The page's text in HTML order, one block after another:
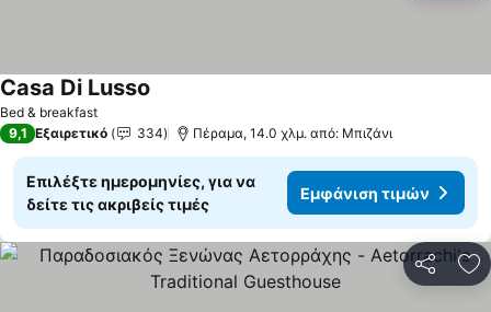
Bed & breakfast
Casa Di Lusso
9,1 Εξαιρετικό 334 Πέραμα, 14.0 χλμ. από: Μπιζάνι
Επιλέξτε ημερομηνίες, για να
δείτε τις ακριβείς τιμές
Εμφάνιση τιμών